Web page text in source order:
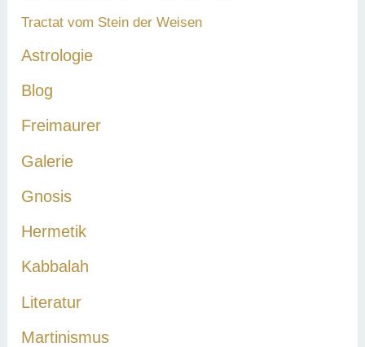
Tractat vom Stein der Weisen
Astrologie
Blog
Freimaurer
Galerie
Gnosis
Hermetik
Kabbalah
Literatur
Martinismus